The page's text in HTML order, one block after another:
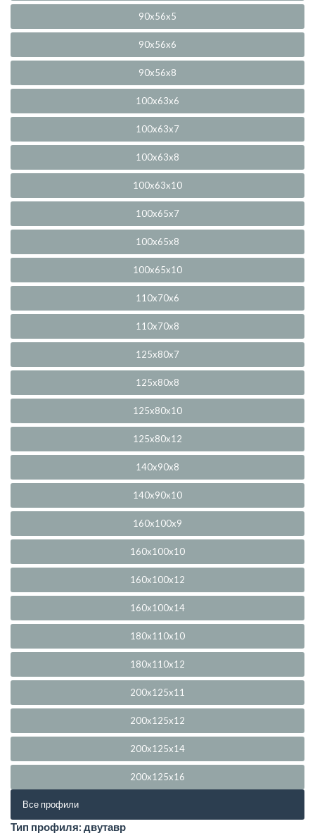
90x56x5
90x56x6
90x56x8
100x63x6
100x63x7
100x63x8
100x63x10
100x65x7
100x65x8
100x65x10
110x70x6
110x70x8
125x80x7
125x80x8
125x80x10
125x80x12
140x90x8
140x90x10
160x100x9
160x100x10
160x100x12
160x100x14
180x110x10
180x110x12
200x125x11
200x125x12
200x125x14
200x125x16
Все профили
Тип профиля: двутавр